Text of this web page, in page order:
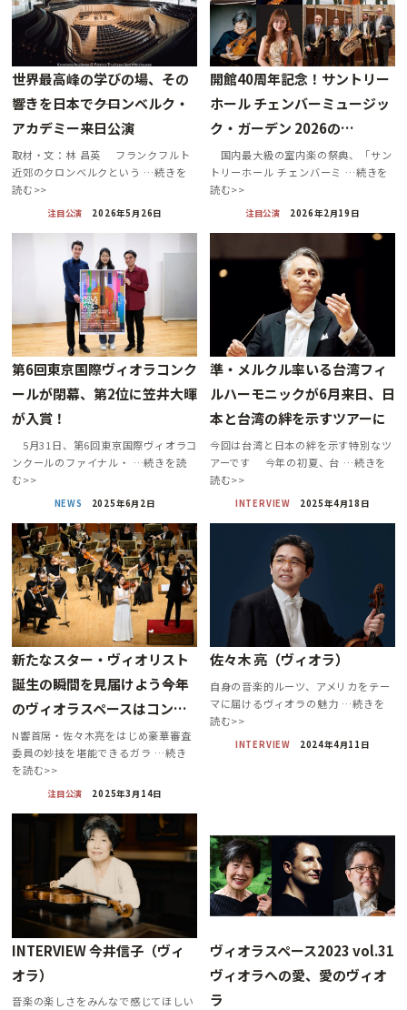
世界最高峰の学びの場、その
響きを日本で――クロンベルク・
アカデミー来日公演
取材・文：林 昌英 フランクフルト
近郊のクロンベルクという …続きを
読む>>
注目公演 2026年5月26日
開館40周年記念！サントリー
ホール チェンバーミュージッ
ク・ガーデン 2026の…
国内最大級の室内楽の祭典、「サン
トリーホール チェンバーミ …続きを
読む>>
注目公演 2026年2月19日
第6回東京国際ヴィオラコンク
ールが閉幕、第2位に笠井大暉
が入賞！
5月31日、第6回東京国際ヴィオラコ
ンクールのファイナル・ …続きを読
む>>
NEWS 2025年6月2日
準・メルクル率いる台湾フィ
ルハーモニックが6月来日、日
本と台湾の絆を示すツアーに
今回は台湾と日本の絆を示す特別なツ
アーです 今年の初夏、台 …続きを
読む>>
INTERVIEW 2025年4月18日
新たなスター・ヴィオリスト
誕生の瞬間を見届けよう――今年
のヴィオラスペースはコン…
N響首席・佐々木亮をはじめ豪華審査
委員の妙技を堪能できるガラ …続き
を読む>>
注目公演 2025年3月14日
佐々木 亮（ヴィオラ）
自身の音楽的ルーツ、アメリカをテー
マに届けるヴィオラの魅力 …続きを
読む>>
INTERVIEW 2024年4月11日
INTERVIEW 今井信子（ヴィ
オラ）
音楽の楽しさをみんなで感じてほしい
ヴィオラスペース2023 vol.31
ヴィオラへの愛、愛のヴィオ
ラ